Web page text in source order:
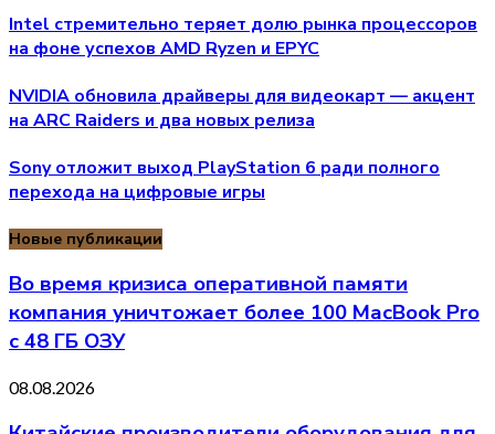
Intel стремительно теряет долю рынка процессоров
на фоне успехов AMD Ryzen и EPYC
NVIDIA обновила драйверы для видеокарт — акцент
на ARC Raiders и два новых релиза
Sony отложит выход PlayStation 6 ради полного
перехода на цифровые игры
Новые публикации
Во время кризиса оперативной памяти
компания уничтожает более 100 MacBook Pro
с 48 ГБ ОЗУ
08.08.2026